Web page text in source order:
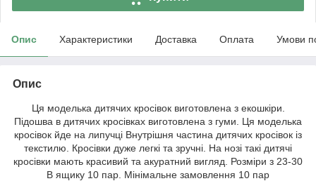
Опис Характеристики Доставка Оплата Умови
Опис
Ця моделька дитячих кросівок виготовлена з екошкіри.
Підошва в дитячих кросівках виготовлена з гуми. Ця моделька
кросівок йде на липучці Внутрішня частина дитячих кросівок із
текстилю. Кросівки дуже легкі та зручні. На нозі такі дитячі
кросівки мають красивий та акуратний вигляд. Розміри з 23-30
В ящику 10 пар. Мінімальне замовлення 10 пар